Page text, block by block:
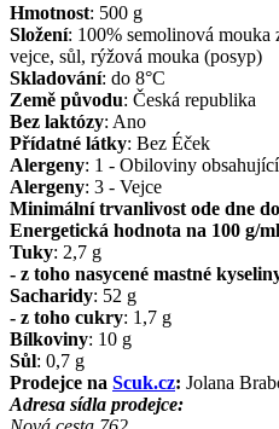
Hmotnost: 500 g
Složení: 100% semolinová mouka
vejce, sůl, rýžová mouka (posyp)
Skladování: do 8°C
Země původu: Česká republika
Bez laktózy: Ano
Přídatné látky: Bez Éček
Alergeny: 1 - Obiloviny
Alergeny: 3 - Vejce
Minimální trvanlivost ode dne
Energetická hodnota na 100 g/ml
Tuky: 2,7 g
- z toho nasycené mastné
Sacharidy: 52 g
- z toho cukry: 1,7 g
Bílkoviny: 10 g
Sůl: 0,7 g
Prodejce na Scuk.cz: Jolana
Adresa sídla prodejce: